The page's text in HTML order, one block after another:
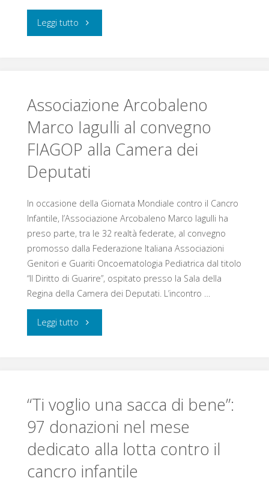
acute"
Leggi tutto "Diamo
speranza,
piantiamo
melograni:
il
senso
del
dono
è
Associazione Arcobaleno
Marco Iagulli al convegno
FIAGOP alla Camera dei
Deputati
In occasione della Giornata Mondiale contro il Cancro
Infantile, l’Associazione Arcobaleno Marco Iagulli ha
preso parte, tra le 32 realtà federate, al convegno
promosso dalla Federazione Italiana Associazioni
Genitori e Guariti Oncoematologia Pediatrica dal titolo
“Il Diritto di Guarire”, ospitato presso la Sala della
Regina della Camera dei Deputati. L’incontro …
Leggi tutto "Associazione
Iagulli
al
convegno
FIAGOP
“Ti voglio una sacca di bene”:
97 donazioni nel mese
dedicato alla lotta contro il
cancro infantile